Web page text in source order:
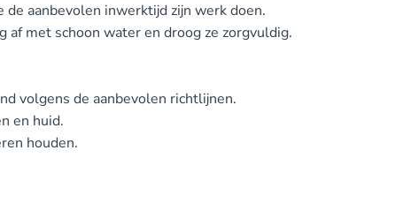
de aanbevolen inwerktijd zijn werk doen.
af met schoon water en droog ze zorgvuldig.
volgens de aanbevolen richtlijnen.
en huid.
houden.